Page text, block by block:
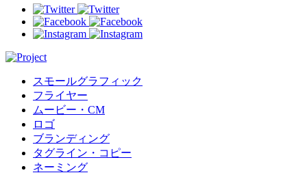
スモールグラフィック
フライヤー
ムービー・CM
ロゴ
ブランディング
タグライン・コピー
ネーミング